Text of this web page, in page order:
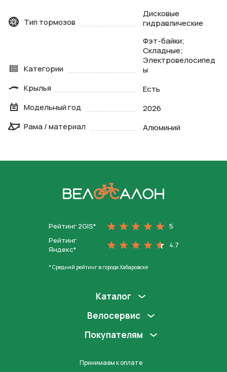
Тип тормозов
Дисковые
гидравлические
Категории
Фэт-байки;
Складные;
Электровелосипед
ы
Крылья
Есть
Модельный год
2026
Рама / материал
Алюминий
Рейтинг 2GIS*
5
Рейтинг
Яндекс*
4.7
* Средний рейтинг в городе Хабаровске
Каталог
Велосервис
Покупателям
Принимаем к оплате